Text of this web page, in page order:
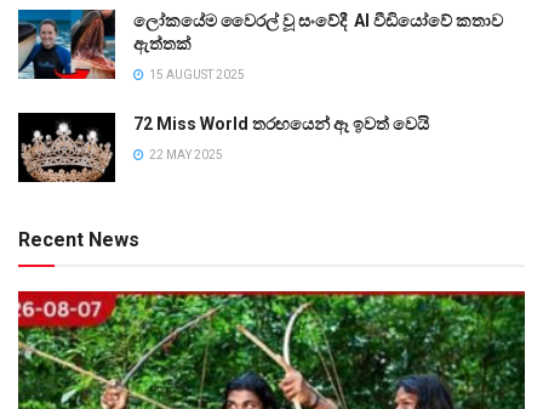
ලෝකයේම වෛරල් වූ සංවේදී AI වීඩියෝවේ කතාව
ඇත්තක්
15 AUGUST 2025
72 Miss World තරඟයෙන් ඈ ඉවත් වෙයි
22 MAY 2025
Recent News